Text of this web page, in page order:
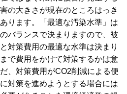
の大きさが現在のところはっき
ります。「最適な汚染水準」は
バランスで決まりますので、被
対策費用の最適な水準は決まり
で費用をかけて対策するかは意
、対策費用がCO2削減による便
対策を進めようとする場合には